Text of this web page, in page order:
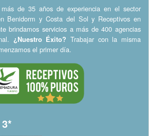
de 35 años de experiencia en el sector
Benidorm y Costa del Sol y Receptivos en
brindamos servicios a más de 400 agencias
¿Nuestro Éxito? Trabajar con la misma
el primer día.